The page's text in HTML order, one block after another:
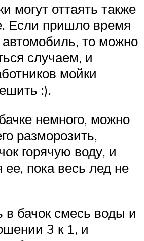
могут оттаять также
Если пришло время
то можно
случаем, и
мойки
:).
немного, можно
разморозить,
горячую воду, и
ее, пока весь лед не
в бачок смесь воды и
3 к 1, и